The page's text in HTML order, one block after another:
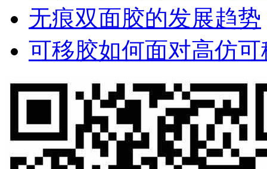
无痕双面胶的发展趋势
可移胶如何面对高仿